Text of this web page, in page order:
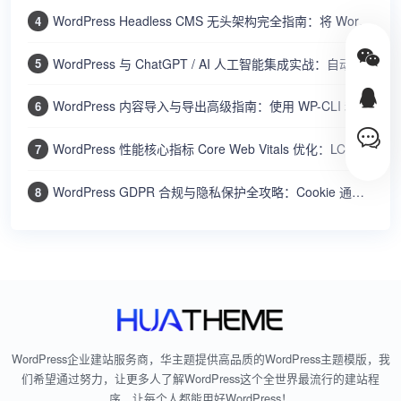
4 WordPress Headless CMS 无头架构完全指南：将 WordPress 作为内容 API 结合 Next.js/Nuxt 构建网站
5 WordPress 与 ChatGPT / AI 人工智能集成实战：自动生成文章摘要、SEO 标题和智能客服机器人
6 WordPress 内容导入与导出高级指南：使用 WP-CLI 和内置工具批量迁移文章、用户和设置
7 WordPress 性能核心指标 Core Web Vitals 优化：LCP、FID、CLS 的测量与改进方法
8 WordPress GDPR 合规与隐私保护全攻略：Cookie 通知、数据导出、隐私政策、用户数据删除
WordPress企业建站服务商，华主题提供高品质的WordPress主题模版，我
们希望通过努力，让更多人了解WordPress这个全世界最流行的建站程